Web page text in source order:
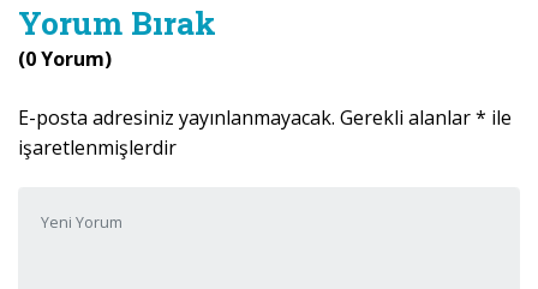
Yorum Bırak
(0 Yorum)
E-posta adresiniz yayınlanmayacak. Gerekli alanlar* ile
işaretlenmişlerdir